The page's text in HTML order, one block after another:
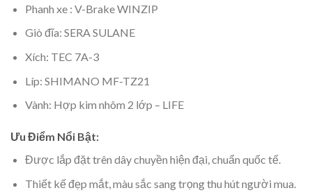
Phanh xe : V-Brake WINZIP
Giò đĩa: SERA SULANE
Xích: TEC 7A-3
Líp: SHIMANO MF-TZ21
Vành: Hợp kim nhôm 2 lớp – LIFE
Ưu Điểm Nổi Bật:
Được lắp đặt trên dây chuyền hiện đại, chuẩn quốc tế.
Thiết kế đẹp mắt, màu sắc sang trọng thu hút người mua.